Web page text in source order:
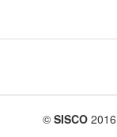
© SISCO